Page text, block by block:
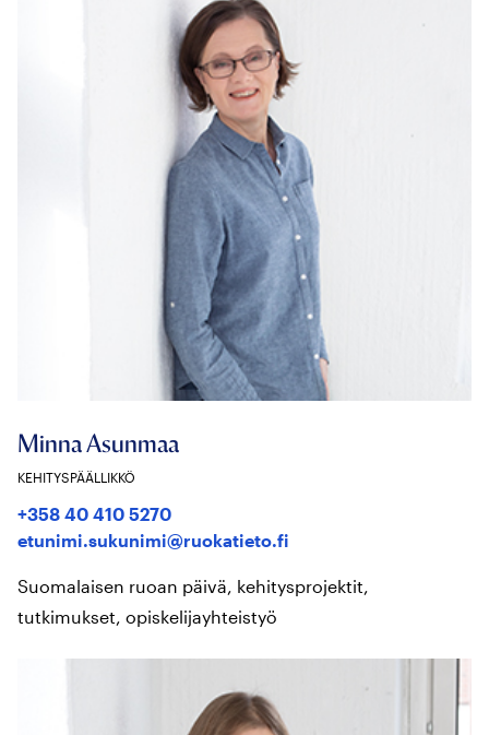
Minna Asunmaa
KEHITYSPÄÄLLIKKÖ
+358 40 410 5270
etunimi.sukunimi@ruokatieto.fi
Suomalaisen ruoan päivä, kehitysprojektit,
tutkimukset, opiskelijayhteistyö